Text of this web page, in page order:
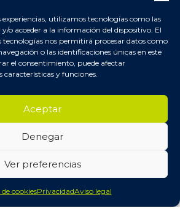
experiencias, utilizamos tecnologías como las
o acceder a la información del dispositivo. El
tecnologías nos permitirá procesar datos como
o las identificaciones únicas en este
el consentimiento, puede afectar
y funciones.
Aceptar
Denegar
Ver preferencias
cookiesPrivacidadAviso legal
con nosotros
envíos y devoluciones
en Instagram
📄 Blog y Artículos
© ·
Política de cookies-Declaración de
accesibilidad